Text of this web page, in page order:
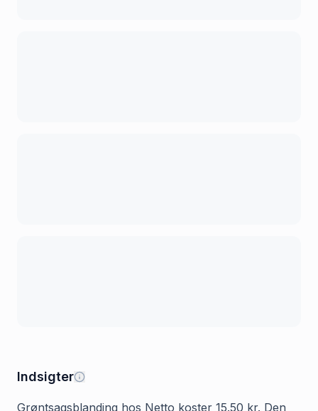
Indsigter
Grøntsagsblanding hos Netto koster 15.50 kr. Den